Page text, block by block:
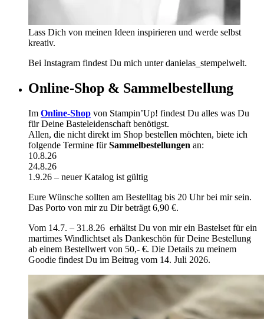
Lass Dich von meinen Ideen inspirieren und werde selbst
kreativ.
Bei Instagram findest Du mich unter danielas_stempelwelt.
Online-Shop & Sammelbestellung
Im Online-Shop von Stampin’Up! findest Du alles was Du
für Deine Basteleidenschaft benötigst.
Allen, die nicht direkt im Shop bestellen möchten, biete ich
folgende Termine fürSammelbestellungen an:
10.8.26
24.8.26
1.9.26 – neuer Katalog ist gültig
Eure Wünsche sollten am Bestelltag bis 20 Uhr bei mir sein.
Das Porto von mir zu Dir beträgt 6,90 €.
Vom 14.7. – 31.8.26 erhältst Du von mir ein Bastelset für ein
martimes Windlichtset als Dankeschön für Deine Bestellung
ab einem Bestellwert von 50,- €. Die Details zu meinem
Goodie findest Du im Beitrag vom 14. Juli 2026.